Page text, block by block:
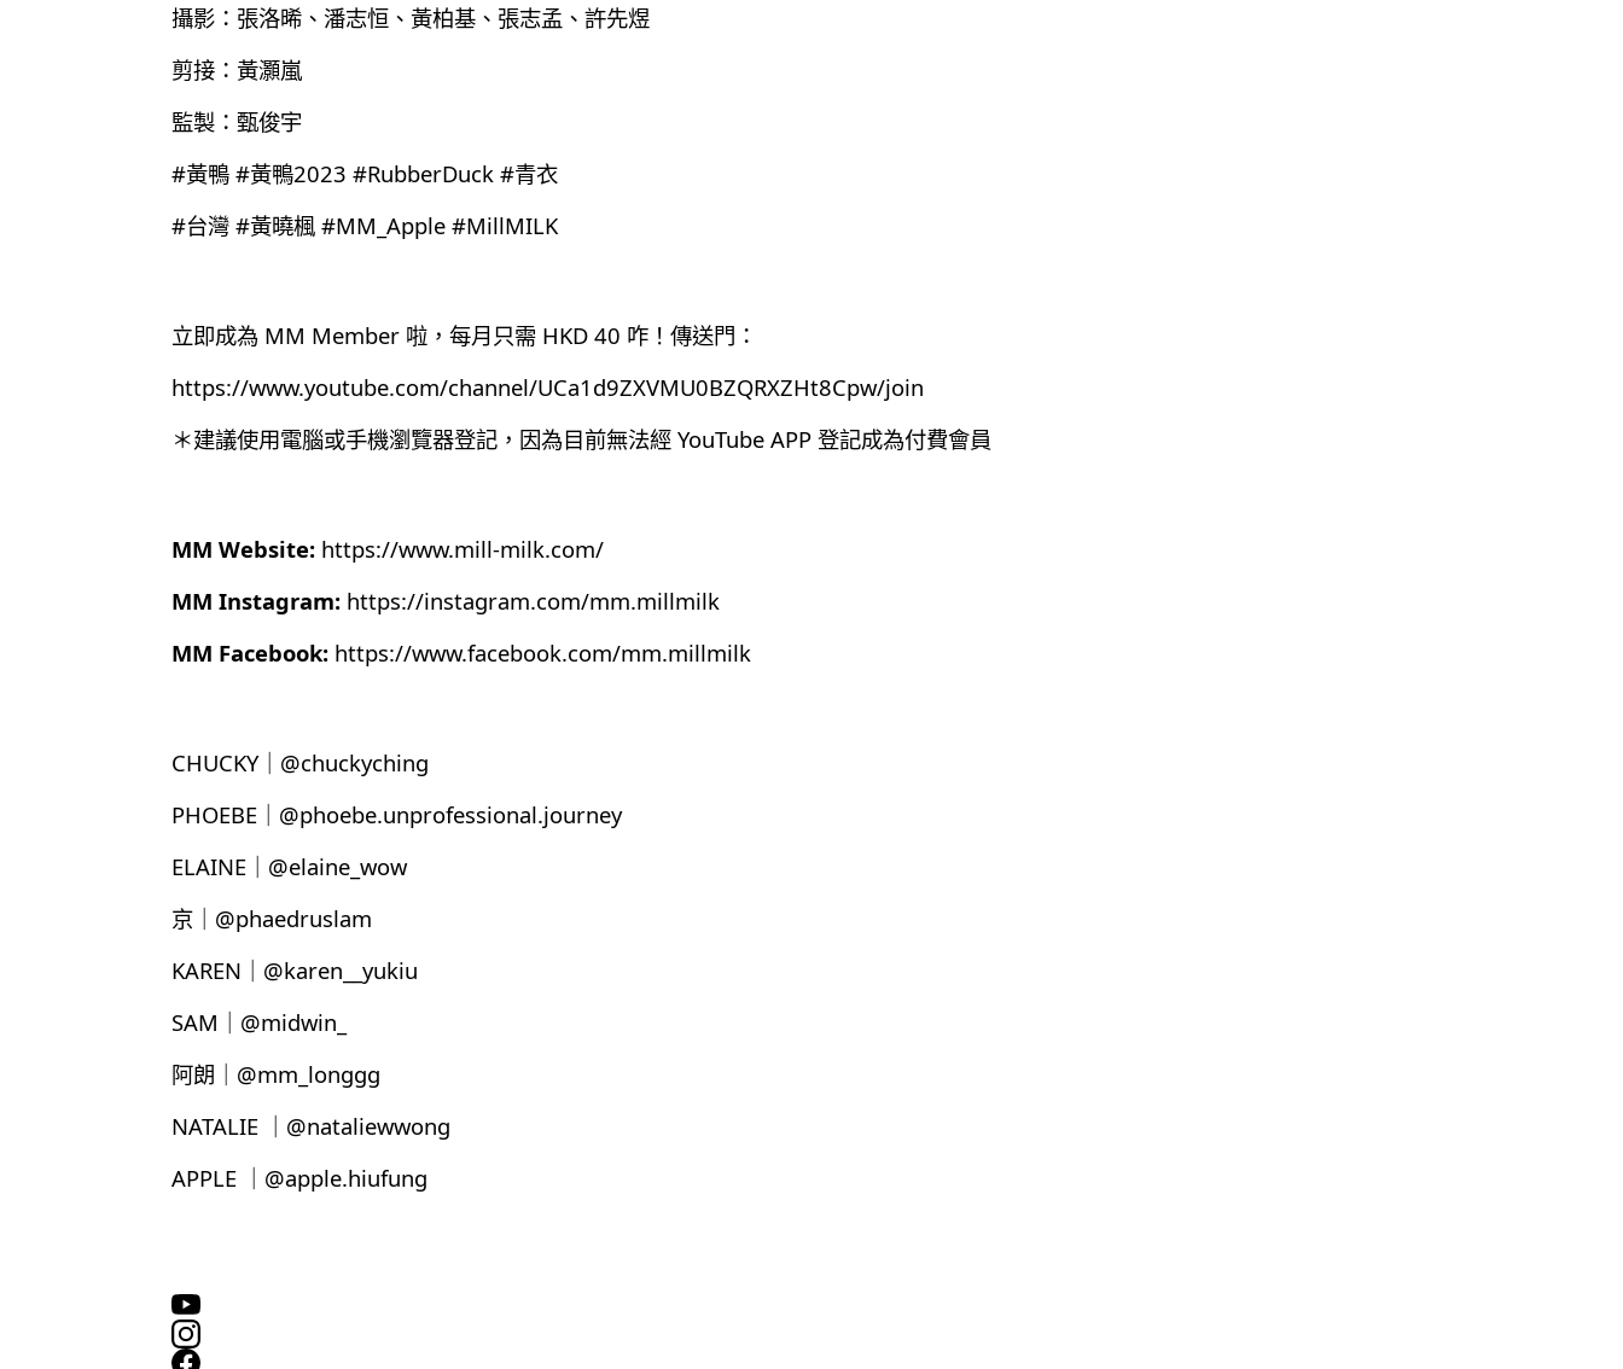
攝影：張洛晞、潘志恒、黃柏基、張志孟、許先煜
剪接：黃灝嵐
監製：甄俊宇
#黃鴨 #黃鴨2023 #RubberDuck #青衣
#台灣 #黃曉楓 #MM_Apple #MillMILK
立即成為 MM Member 啦，每月只需 HKD 40 咋！傳送門：
https://www.youtube.com/channel/UCa1d9ZXVMU0BZQRXZHt8Cpw/join
＊建議使用電腦或手機瀏覽器登記，因為目前無法經 YouTube APP 登記成為付費會員
MM Website: https://www.mill-milk.com/
MM Instagram: https://instagram.com/mm.millmilk
MM Facebook: https://www.facebook.com/mm.millmilk
CHUCKY｜@chuckyching
PHOEBE｜@phoebe.unprofessional.journey
ELAINE｜@elaine_wow
京｜@phaedruslam
KAREN｜@karen__yukiu
SAM｜@midwin_
阿朗｜@mm_longgg
NATALIE ｜@nataliewwong
APPLE ｜@apple.hiufung